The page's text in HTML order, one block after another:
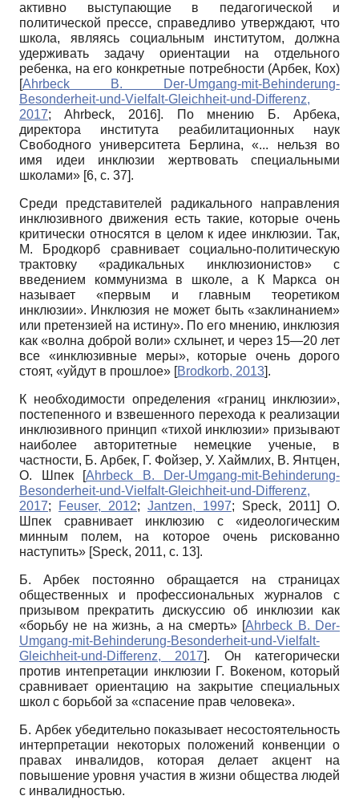
активно выступающие в педагогической и
политической прессе, справедливо утверждают, что
школа, являясь социальным институтом, должна
удерживать задачу ориентации на отдельного
ребенка, на его конкретные потребности (Арбек, Кох)
[Ahrbeck B. Der-Umgang-mit-Behinderung-
Besonderheit-und-Vielfalt-Gleichheit-und-Differenz,
2017; Ahrbeck, 2016]. По мнению Б. Арбека,
директора института реабилитационных наук
Свободного университета Берлина, «... нельзя во
имя идеи инклюзии жертвовать специальными
школами» [6, c. 37].
Среди представителей радикального направления
инклюзивного движения есть такие, которые очень
критически относятся в целом к идее инклюзии. Так,
М. Бродкорб сравнивает социально-политическую
трактовку «радикальных инклюзионистов» с
введением коммунизма в школе, а К Маркса он
называет «первым и главным теоретиком
инклюзии». Инклюзия не может быть «заклинанием»
или претензией на истину». По его мнению, инклюзия
как «волна доброй воли» схлынет, и через 15—20 лет
все «инклюзивные меры», которые очень дорого
стоят, «уйдут в прошлое» [Brodkorb, 2013].
К необходимости определения «границ инклюзии»,
постепенного и взвешенного перехода к реализации
инклюзивного принцип «тихой инклюзии» призывают
наиболее авторитетные немецкие ученые, в
частности, Б. Арбек, Г. Фойзер, У. Хаймлих, В. Янтцен,
О. Шпек
[Ahrbeck B. Der-Umgang-mit-Behinderung-
Besonderheit-und-Vielfalt-Gleichheit-und-Differenz,
2017; Feuser, 2012; Jantzen, 1997; Speck, 2011]
О.
Шпек сравнивает инклюзию с «идеологическим
минным полем, на которое очень рискованно
наступить» [Speck, 2011, с. 13].
Б. Арбек постоянно обращается на страницах
общественных и профессиональных журналов с
призывом прекратить дискуссию об инклюзии как
«борьбу не на жизнь, а на смерть» [Ahrbeck B. Der-
Umgang-mit-Behinderung-Besonderheit-und-Vielfalt-
Gleichheit-und-Differenz, 2017]. Он категорически
против интепретации инклюзии Г. Вокеном, который
сравнивает ориентацию на закрытие специальных
школ с борьбой за «спасение прав человека».
Б. Арбек убедительно показывает несостоятельность
интерпретации некоторых положений конвенции о
правах инвалидов, которая делает акцент на
повышение уровня участия в жизни общества людей
с инвалидностью.